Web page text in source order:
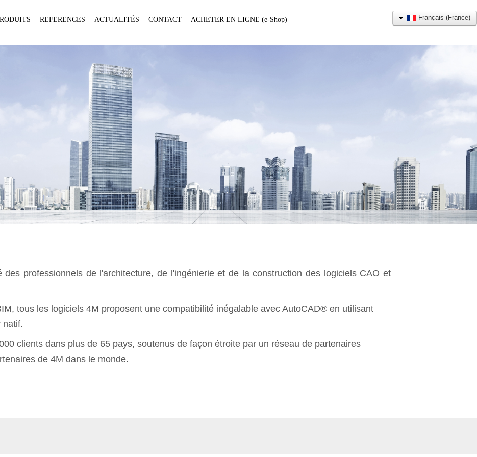
REFERENCES ACTUALITÉS CONTACT ACHETER EN LIGNE (e-Shop) Français (France)
professionnels de l'architecture, de l'ingénierie et de la construction des logiciels CAO et
tous les logiciels 4M proposent une compatibilité inégalable avec AutoCAD® en utilisant
natif.
clients dans plus de 65 pays, soutenus de façon étroite par un réseau de partenaires
de 4M dans le monde.